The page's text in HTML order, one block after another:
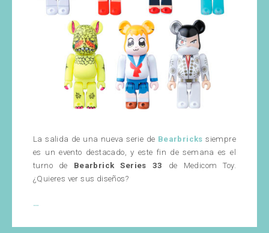
La salida de una nueva serie de Bearbrickssiempre
es un evento destacado, y este fin de semana es el
turno de Bearbrick Series 33
de Medicom Toy.
¿Quieres ver sus diseños?
…
Series